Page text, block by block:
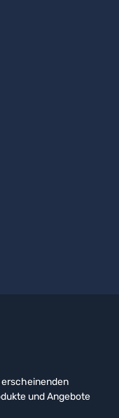
und Angebote